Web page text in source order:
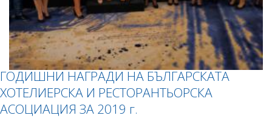
ГОДИШНИ НАГРАДИ НА БЪЛГАРСКАТА
ХОТЕЛИЕРСКА И РЕСТОРАНТЬОРСКА
АСОЦИАЦИЯ ЗА 2019 г.